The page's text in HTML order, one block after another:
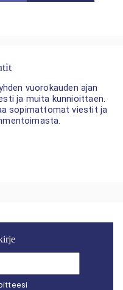
vuorokauden ajan
ja muita kunnioittaen.
sopimattomat viestit ja